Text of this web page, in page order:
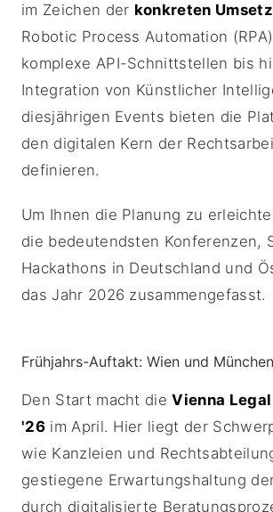
im Zeichen der konkreten
Robotic Process Automation
komplexe API-Schnittstellen bis
Integration von Künstlicher
diesjährigen Events bieten die
den digitalen Kern der
definieren.
Um Ihnen die Planung zu
die bedeutendsten Konferenzen,
Hackathons in Deutschland und
das Jahr 2026 zusammengefasst.
Frühjahrs-Auftakt: Wien und
Den Start macht dieVienna
'26im April. Hier liegt der
wie Kanzleien und
gestiegene Erwartungshaltung
durch digitalisierte